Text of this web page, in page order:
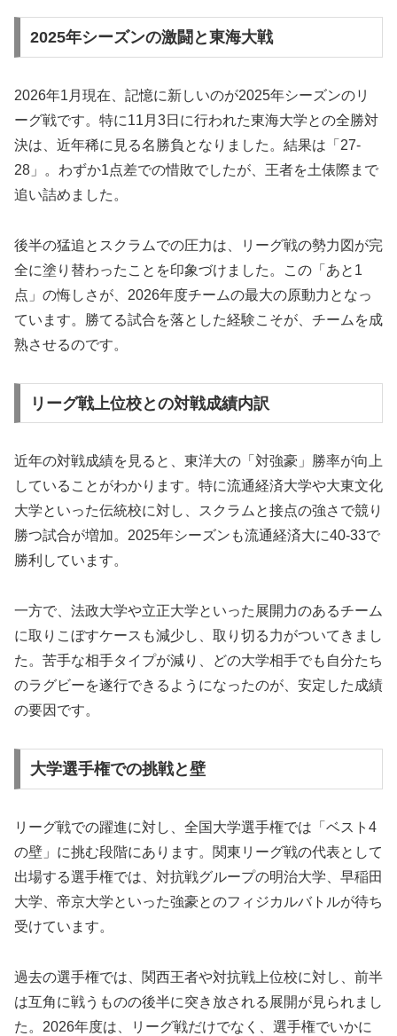
2025年シーズンの激闘と東海大戦
2026年1月現在、記憶に新しいのが2025年シーズンのリ
ーグ戦です。特に11月3日に行われた東海大学との全勝対
決は、近年稀に見る名勝負となりました。結果は「27-
28」。わずか1点差での惜敗でしたが、王者を土俵際まで
追い詰めました。
後半の猛追とスクラムでの圧力は、リーグ戦の勢力図が完
全に塗り替わったことを印象づけました。この「あと1
点」の悔しさが、2026年度チームの最大の原動力となっ
ています。勝てる試合を落とした経験こそが、チームを成
熟させるのです。
リーグ戦上位校との対戦成績内訳
近年の対戦成績を見ると、東洋大の「対強豪」勝率が向上
していることがわかります。特に流通経済大学や大東文化
大学といった伝統校に対し、スクラムと接点の強さで競り
勝つ試合が増加。2025年シーズンも流通経済大に40-33で
勝利しています。
一方で、法政大学や立正大学といった展開力のあるチーム
に取りこぼすケースも減少し、取り切る力がついてきまし
た。苦手な相手タイプが減り、どの大学相手でも自分たち
のラグビーを遂行できるようになったのが、安定した成績
の要因です。
大学選手権での挑戦と壁
リーグ戦での躍進に対し、全国大学選手権では「ベスト4
の壁」に挑む段階にあります。関東リーグ戦の代表として
出場する選手権では、対抗戦グループの明治大学、早稲田
大学、帝京大学といった強豪とのフィジカルバトルが待ち
受けています。
過去の選手権では、関西王者や対抗戦上位校に対し、前半
は互角に戦うものの後半に突き放される展開が見られまし
た。2026年度は、リーグ戦だけでなく、選手権でいかに